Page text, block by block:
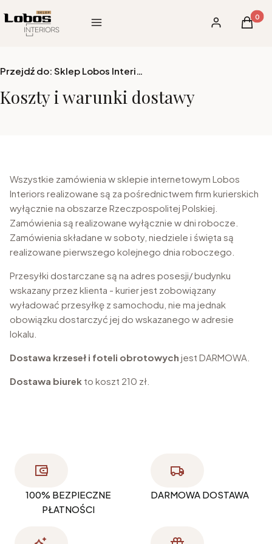
Menu Zaloguj sięKoszyk
Przejdź do: Sklep Lobos Interiors
Koszty i warunki dostawy
Wszystkie zamówienia w sklepie internetowym Lobos
Interiors realizowane są za pośrednictwem firm kurierskich
wyłącznie na obszarze Rzeczpospolitej Polskiej.
Zamówienia są realizowane wyłącznie w dni robocze.
Zamówienia składane w soboty, niedziele i święta są
realizowane pierwszego kolejnego dnia roboczego.
Przesyłki dostarczane są na adres posesji/ budynku
wskazany przez klienta - kurier jest zobowiązany
wyładować przesyłkę z samochodu, nie ma jednak
obowiązku dostarczyć jej do wskazanego w adresie
lokalu.
Dostawa krzeseł i foteli obrotowych jest DARMOWA.
Dostawa biurek to koszt 210 zł.
100% BEZPIECZNE
PŁATNOŚCI
DARMOWA DOSTAWA